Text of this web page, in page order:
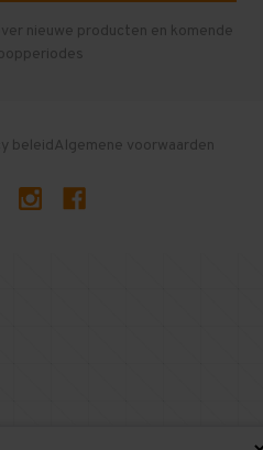
nieuwe producten en komende
beleidAlgemene voorwaarden